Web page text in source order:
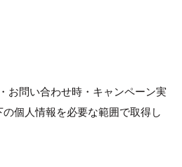
お問い合わせ時・キャンペーン実
個人情報を必要な範囲で取得し